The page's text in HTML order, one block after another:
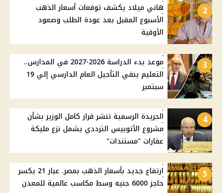
2
هاني ميلاد يكشف توقعات أسعار الذهب
الأسبوع المقبل بعد عودة الطلب وصعود
الأوقية
3
موعد بدء الدراسة 2026-2027 في المدارس..
التعليم ينفي التأجيل العام الدارسي إلي 19
سبتمبر
4
الجريدة الرسمية تنشر قرار كامل الوزير بشأن
مشروع الأتوبيس الترددي يشمل نزع مليكة
عقارات "مستندات"
5
ارتفاع جديد بأسعار الذهب بمصر. عيار 21 يكسر
حاجز 6000 جنيه وسط مكاسب عالمية للمعدن